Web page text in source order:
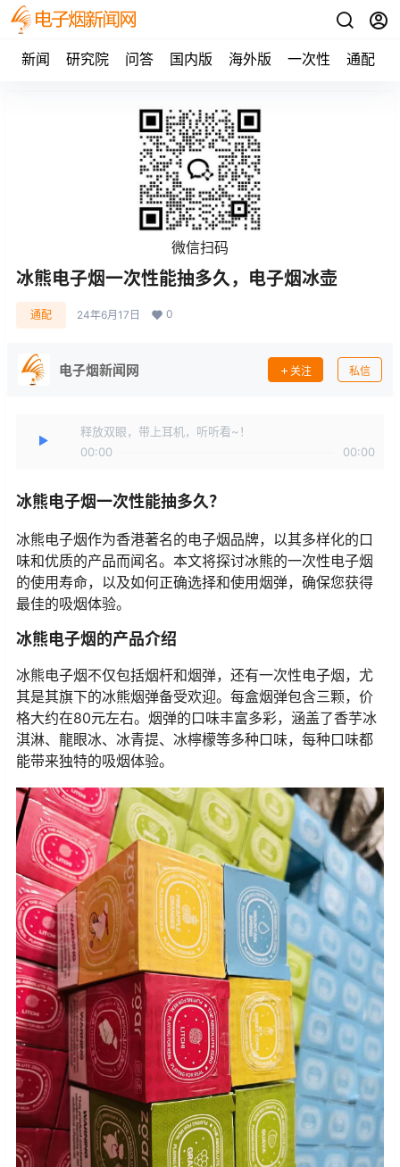
新闻 研究院 问答 国内版 海外版 一次性 通配
微信扫码
冰熊电子烟一次性能抽多久，电子烟冰壶
通配 24年6月17日 0
电子烟新闻网 关注 私信
释放双眼，带上耳机，听听看~！
00:00
00:00
冰熊电子烟一次性能抽多久？
冰熊电子烟作为香港著名的电子烟品牌，以其多样化的口
味和优质的产品而闻名。本文将探讨冰熊的一次性电子烟
的使用寿命，以及如何正确选择和使用烟弹，确保您获得
最佳的吸烟体验。
冰熊电子烟的产品介绍
冰熊电子烟不仅包括烟杆和烟弹，还有一次性电子烟，尤
其是其旗下的冰熊烟弹备受欢迎。每盒烟弹包含三颗，价
格大约在80元左右。烟弹的口味丰富多彩，涵盖了香芋冰
淇淋、龍眼冰、冰青提、冰檸檬等多种口味，每种口味都
能带来独特的吸烟体验。